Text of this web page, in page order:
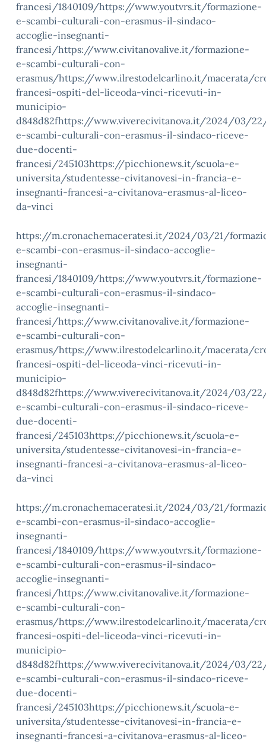
francesi/1840109/https://www.youtvrs.it/formazione-
e-scambi-culturali-con-erasmus-il-sindaco-
accoglie-insegnanti-
francesi/https://www.civitanovalive.it/formazione-
e-scambi-culturali-con-
erasmus/https://www.ilrestodelcarlino.it/macerata/
francesi-ospiti-del-liceoda-vinci-ricevuti-in-
municipio-
d848d82fhttps://www.viverecivitanova.it/2024/03/
e-scambi-culturali-con-erasmus-il-sindaco-riceve-
due-docenti-
francesi/245103https://picchionews.it/scuola-e-
universita/studentesse-civitanovesi-in-francia-e-
insegnanti-francesi-a-civitanova-erasmus-al-liceo-
da-vinci
https://m.cronachemaceratesi.it/2024/03/21/
e-scambi-con-erasmus-il-sindaco-accoglie-
insegnanti-
francesi/1840109/https://www.youtvrs.it/formazione-
e-scambi-culturali-con-erasmus-il-sindaco-
accoglie-insegnanti-
francesi/https://www.civitanovalive.it/formazione-
e-scambi-culturali-con-
erasmus/https://www.ilrestodelcarlino.it/macerata/
francesi-ospiti-del-liceoda-vinci-ricevuti-in-
municipio-
d848d82fhttps://www.viverecivitanova.it/2024/03/
e-scambi-culturali-con-erasmus-il-sindaco-riceve-
due-docenti-
francesi/245103https://picchionews.it/scuola-e-
universita/studentesse-civitanovesi-in-francia-e-
insegnanti-francesi-a-civitanova-erasmus-al-liceo-
da-vinci
https://m.cronachemaceratesi.it/2024/03/21/
e-scambi-con-erasmus-il-sindaco-accoglie-
insegnanti-
francesi/1840109/https://www.youtvrs.it/formazione-
e-scambi-culturali-con-erasmus-il-sindaco-
accoglie-insegnanti-
francesi/https://www.civitanovalive.it/formazione-
e-scambi-culturali-con-
erasmus/https://www.ilrestodelcarlino.it/macerata/
francesi-ospiti-del-liceoda-vinci-ricevuti-in-
municipio-
d848d82fhttps://www.viverecivitanova.it/2024/03/
e-scambi-culturali-con-erasmus-il-sindaco-riceve-
due-docenti-
francesi/245103https://picchionews.it/scuola-e-
universita/studentesse-civitanovesi-in-francia-e-
insegnanti-francesi-a-civitanova-erasmus-al-liceo-